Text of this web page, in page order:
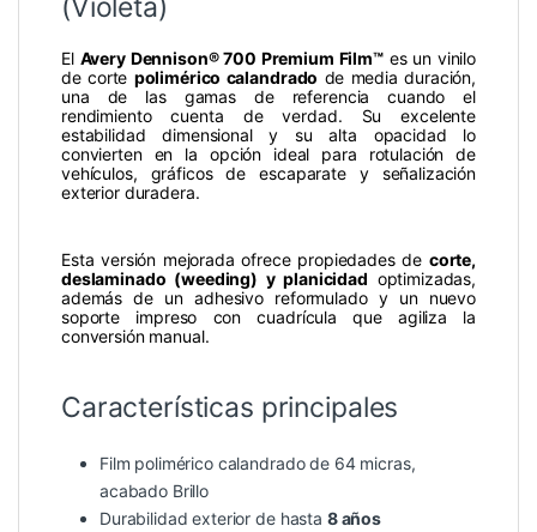
(Violeta)
El Avery Dennison® 700 Premium Film™es un vinilo
de corte polimérico calandrado de media duración,
una de las gamas de referencia cuando el
rendimiento cuenta de verdad. Su excelente
estabilidad dimensional y su alta opacidad lo
convierten en la opción ideal para rotulación de
vehículos, gráficos de escaparate y señalización
exterior duradera.
Esta versión mejorada ofrece propiedades de corte,
deslaminado (weeding) y planicidad optimizadas,
además de un adhesivo reformulado y un nuevo
soporte impreso con cuadrícula que agiliza la
conversión manual.
Características principales
Film polimérico calandrado de 64 micras,
acabado Brillo
Durabilidad exterior de hasta 8 años